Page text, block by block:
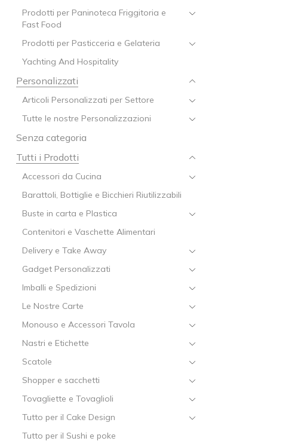
Prodotti per Paninoteca Friggitoria e
Fast Food
Prodotti per Pasticceria e Gelateria
Yachting And Hospitality
Personalizzati
Articoli Personalizzati per Settore
Tutte le nostre Personalizzazioni
Senza categoria
Tutti i Prodotti
Accessori da Cucina
Barattoli, Bottiglie e Bicchieri Riutilizzabili
Buste in carta e Plastica
Contenitori e Vaschette Alimentari
Delivery e Take Away
Gadget Personalizzati
Imballi e Spedizioni
Le Nostre Carte
Monouso e Accessori Tavola
Nastri e Etichette
Scatole
Shopper e sacchetti
Tovagliette e Tovaglioli
Tutto per il Cake Design
Tutto per il Sushi e poke